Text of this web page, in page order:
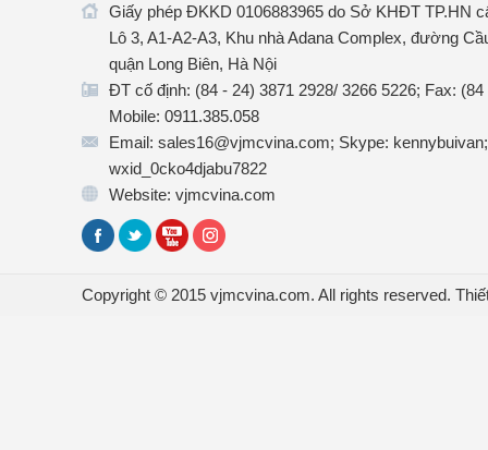
Giấy phép ĐKKD 0106883965 do Sở KHĐT TP.HN
Lô 3, A1-A2-A3, Khu nhà Adana Complex, đường
quận Long Biên, Hà Nội
ĐT cố định: (84 - 24) 3871 2928/ 3266 5226; Fax:
Mobile: 0911.385.058
Email: sales16@vjmcvina.com; Skype:
wxid_0cko4djabu7822
Website: vjmcvina.com
Copyright © 2015 vjmcvina.com. All rights reserved.